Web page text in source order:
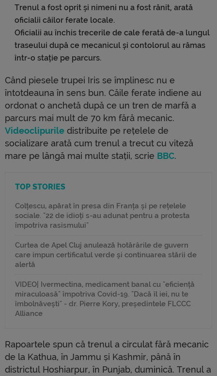
Trenul a fost oprit și nimeni nu a fost rănit, arată
oficialii căilor ferate locale.
Oficialii au închis trecerile de cale ferată de-a lungul
traseului după ce mecanicul și contolorul au rămas
într-o stație pe parcurs.
Când piesele trupei Iris se împlinesc nu e
întotdeauna în sens bun. Căile ferate indiene au
ordonat o anchetă după ce un tren de marfă a
parcurs mai mult de 70 km fără mecanic.
Videoclipurile distribuite pe rețelele de
socializare arată cum trenul a trecut cu viteză
mare pe lângă mai multe stații, scrie BBC.
TOP STORIES
Colțescu, apărat în presa din Franța și pe rețelele
sociale. "22 de idioți s-au adunat pentru a protesta
împotriva rasismului"
Curtea de Apel Cluj anulează hotărârile de guvern
care impun certificatul verde și continuarea stării de
alertă
VIDEO| Ivermectina, medicament banal cu "eficiență
miraculoasă" împotriva Covid-19. "Dacă îl iei, nu te
îmbolnăvești" - dr. Pierre Kory, președintele FLCCC
Alliance
Rapoartele spun că trenul a circulat fără mecanic
de la Kathua, în Jammu și Kashmir, până în
districtul Hoshiarpur, în Punjab, duminică. Trenul a